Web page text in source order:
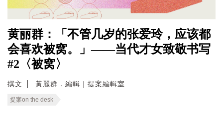
黄丽群：「不管几岁的张爱玲，应该都
会喜欢被窝。」——当代才女致敬书写
#2〈被窝〉
撰文 黃麗群．編輯｜提案編輯室
提案on the desk